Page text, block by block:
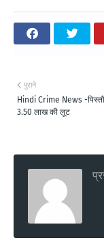
पुराने
Hindi Crime News -
3.50 लाख की लूट